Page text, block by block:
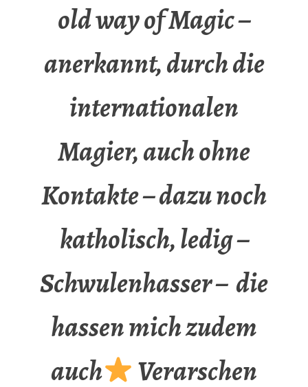
old way of Magic –
anerkannt, durch die
internationalen
Magier, auch ohne
Kontakte – dazu noch
katholisch, ledig –
Schwulenhasser – die
hassen mich zudem
auch
Verarschen